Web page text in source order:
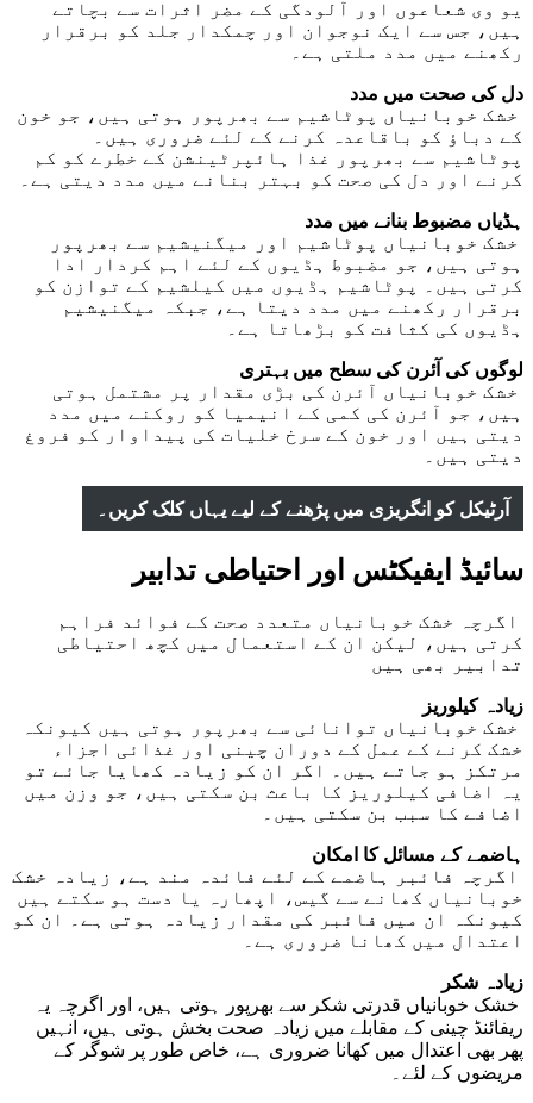
یو وی شعاعوں اور آلودگی کے مضر اثرات سے بچاتے
ہیں، جس سے ایک نوجوان اور چمکدار جلد کو برقرار
رکھنے میں مدد ملتی ہے۔
دل کی صحت میں مدد
خشک خوبانیاں پوٹاشیم سے بھرپور ہوتی ہیں، جو خون
کے دباؤ کو باقاعدہ کرنے کے لئے ضروری ہیں۔
پوٹاشیم سے بھرپور غذا ہائپرٹینشن کے خطرے کو کم
کرنے اور دل کی صحت کو بہتر بنانے میں مدد دیتی ہے۔
ہڈیاں مضبوط بنانے میں مدد
خشک خوبانیاں پوٹاشیم اور میگنیشیم سے بھرپور
ہوتی ہیں، جو مضبوط ہڈیوں کے لئے اہم کردار ادا
کرتی ہیں۔ پوٹاشیم ہڈیوں میں کیلشیم کے توازن کو
برقرار رکھنے میں مدد دیتا ہے، جبکہ میگنیشیم
ہڈیوں کی کثافت کو بڑھاتا ہے۔
لوگوں کی آئرن کی سطح میں بہتری
خشک خوبانیاں آئرن کی بڑی مقدار پر مشتمل ہوتی
ہیں، جو آئرن کی کمی کے انیمیا کو روکنے میں مدد
دیتی ہیں اور خون کے سرخ خلیات کی پیداوار کو فروغ
دیتی ہیں۔
آرٹیکل کو انگریزی میں پڑھنے کے لیے یہاں کلک کریں۔
سائیڈ ایفیکٹس اور احتیاطی تدابیر
اگرچہ خشک خوبانیاں متعدد صحت کے فوائد فراہم
کرتی ہیں، لیکن ان کے استعمال میں کچھ احتیاطی
تدابیر بھی ہیں
زیادہ کیلوریز
خشک خوبانیاں توانائی سے بھرپور ہوتی ہیں کیونکہ
خشک کرنے کے عمل کے دوران چینی اور غذائی اجزاء
مرتکز ہو جاتے ہیں۔ اگر ان کو زیادہ کھایا جائے تو
یہ اضافی کیلوریز کا باعث بن سکتی ہیں، جو وزن میں
اضافے کا سبب بن سکتی ہیں۔
ہاضمے کے مسائل کا امکان
اگرچہ فائبر ہاضمے کے لئے فائدہ مند ہے، زیادہ خشک
خوبانیاں کھانے سے گیس، اپھارہ یا دست ہو سکتے ہیں
کیونکہ ان میں فائبر کی مقدار زیادہ ہوتی ہے۔ ان کو
اعتدال میں کھانا ضروری ہے۔
زیادہ شکر
خشک خوبانیاں قدرتی شکر سے بھرپور ہوتی ہیں، اور اگرچہ یہ
ریفائنڈ چینی کے مقابلے میں زیادہ صحت بخش ہوتی ہیں، انہیں
پھر بھی اعتدال میں کھانا ضروری ہے، خاص طور پر شوگر کے
مریضوں کے لئے۔